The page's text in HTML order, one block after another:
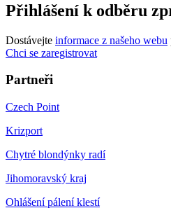
Přihlášení k odběru
Dostávejte informace z našeho webu
Chci se zaregistrovat
Partneři
Czech Point
Krizport
Chytré blondýnky radí
Jihomoravský kraj
Ohlášení pálení klestí